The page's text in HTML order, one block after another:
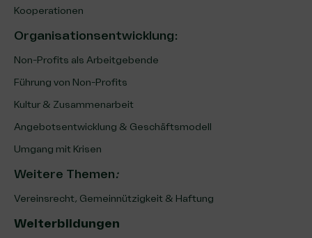
Kooperationen
Organisationsentwicklung:
Non-Profits als Arbeitgebende
Führung von Non-Profits
Kultur & Zusammenarbeit
Angebotsentwicklung & Geschäftsmodell
Umgang mit Krisen
Weitere Themen:
Vereinsrecht, Gemeinnützigkeit & Haftung
Weiterbildungen